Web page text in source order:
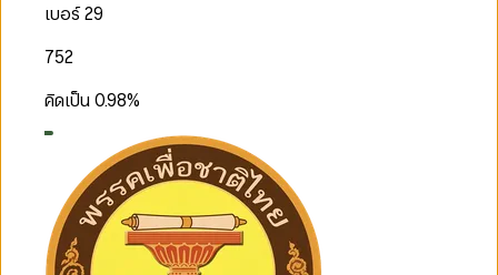
เบอร์ 29
752
คิดเป็น0.98%